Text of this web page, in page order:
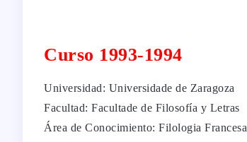
Curso 1993-1994
Universidad: Universidade de Zaragoza
Facultad: Facultade de Filosofía y Letras
Área de Conocimiento: Filologia Francesa